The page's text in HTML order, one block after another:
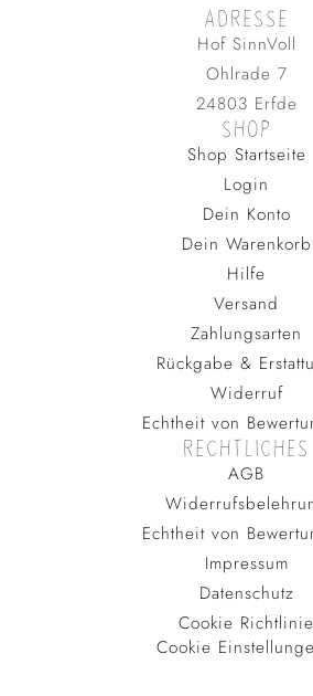
ADRESSE
Hof SinnVoll
Ohlrade 7
24803 Erfde
SHOP
Shop Startseite
Login
Dein Konto
Dein Warenkorb
Hilfe
Versand
Zahlungsarten
Rückgabe &
Widerruf
Echtheit von
RECHTLICHES
AGB
Echtheit von
Impressum
Datenschutz
Cookie Richtlinie
Cookie